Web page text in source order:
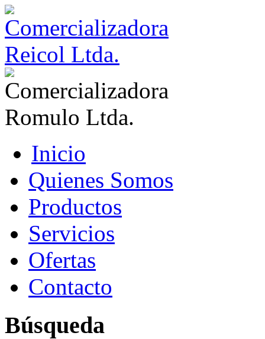
Inicio
Quienes Somos
Productos
Servicios
Ofertas
Contacto
Búsqueda